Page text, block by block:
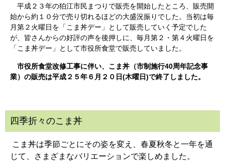
平成２３年の狛江市民まつりで販売を開始したところ、販売開
始から約１０分で売り切れるほどの大盛況振りでした。当初は毎
月第２火曜日を「こま丼デー」として販売していく予定でした
が、皆さんからの好評の声を後押しに、毎月第２・第４火曜日を
「こま丼デー」として市役所食堂で販売していました。
市役所食堂改修工事に伴い、こま丼（市制施行40周年記念事
業）の販売は平成２５年６月２０日(木曜日)で終了しました。
四季折々のこま丼
こま丼は季節ごとにその姿を変え、春夏秋冬と一年を通
じて、さまざまなバリエーションで楽しめました。